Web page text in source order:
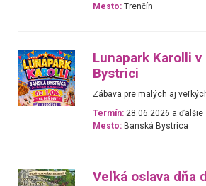
Mesto: Trenčín
Lunapark Karolli v
Bystrici
Zábava pre malých aj
Termín: 28.06.2026 a ďalšie
Mesto: Banská Bystrica
Veľká oslava dňa